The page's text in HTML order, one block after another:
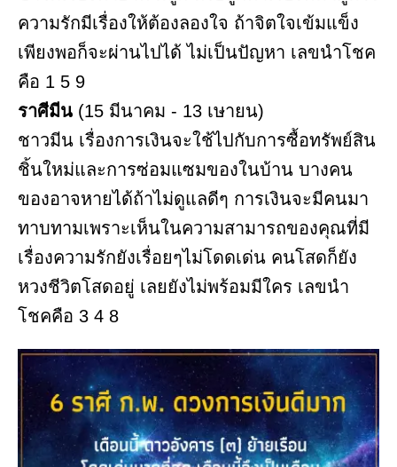
ความรักมีเรื่องให้ต้องลองใจ ถ้าจิตใจเข้มแข็ง
เพียงพอก็จะผ่านไปได้ ไม่เป็นปัญหา เลขนำโชค
คือ 1 5 9
ราศีมีน (15 มีนาคม - 13 เษายน)
ชาวมีน เรื่องการเงินจะใช้ไปกับการซื้อทรัพย์สิน
ชิ้นใหม่และการซ่อมแซมของในบ้าน บางคน
ของอาจหายได้ถ้าไม่ดูแลดีๆ การเงินจะมีคนมา
ทาบทามเพราะเห็นในความสามารถของคุณที่มี
เรื่องความรักยังเรื่อยๆไม่โดดเด่น คนโสดก็ยัง
หวงชีวิตโสดอยู่ เลยยังไม่พร้อมมีใคร เลขนำ
โชคคือ 3 4 8